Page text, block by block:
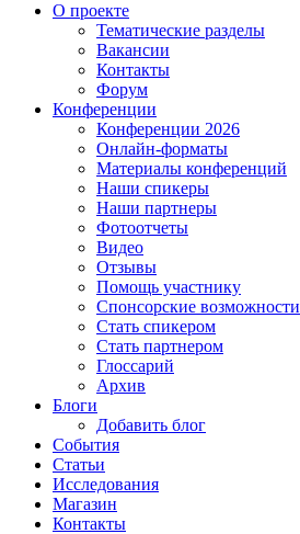
О проекте
Тематические разделы
Вакансии
Контакты
Форум
Конференции
Конференции 2026
Онлайн-форматы
Материалы конференций
Наши спикеры
Наши партнеры
Фотоотчеты
Видео
Отзывы
Помощь участнику
Спонсорские возможности
Стать спикером
Стать партнером
Глоссарий
Архив
Блоги
Добавить блог
События
Статьи
Исследования
Магазин
Контакты